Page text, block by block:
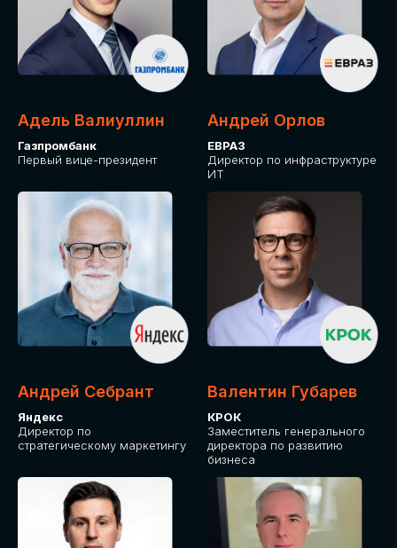
Адель Валиуллин
Газпромбанк
Первый вице-президент
Андрей Орлов
ЕВРАЗ
Директор по инфраструктуре
ИТ
Андрей Себрант
Яндекс
Директор по
стратегическому маркетингу
Валентин Губарев
КРОК
Заместитель генерального
директора по развитию
бизнеса